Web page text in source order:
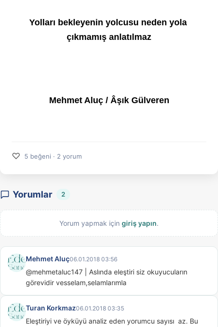
Yolları bekleyenin yolcusu neden yola
çıkmamış anlatılmaz
Mehmet Aluç / Âşık Gülveren
♡ 5 beğeni · 2 yorum
Yorumlar 2
Yorum yapmak için giriş yapın.
Mehmet Aluç06.01.2018 03:56
@mehmetaluc147 | Aslında eleştiri siz okuyucuların
görevidir vesselam,selamlarımla
Turan Korkmaz06.01.2018 03:35
Eleştiriyi ve öyküyü analiz eden yorumcu sayısı  az. Bu